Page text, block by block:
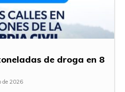
de droga en 8
de 2026